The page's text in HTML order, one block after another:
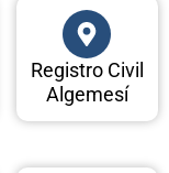
Registro Civil
Algemesí